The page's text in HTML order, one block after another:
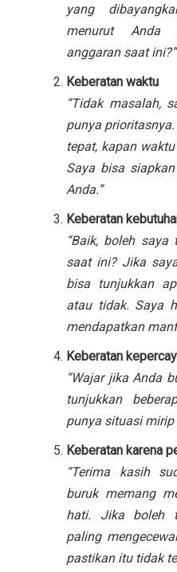
yang
menurut Anda
anggaran saat ini?”
Keberatan waktu
“Tidak masalah,
punya
tepat, kapan
Saya bisa
Anda.”
Keberatan
“Baik, boleh
saat ini? Jika
bisa tunjukkan
atau tidak. Saya
mendapatkan
Keberatan
“Wajar jika Anda
tunjukkan
punya situasi mirip
Keberatan karena
“Terima kasih
buruk memang
hati. Jika boleh
paling
pastikan itu tidak